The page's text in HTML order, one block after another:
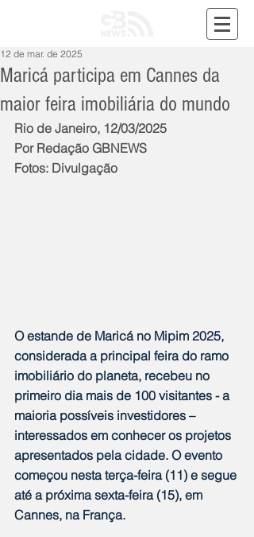
Maricá participa em Cannes da
maior feira imobiliária do mundo
12 de mar. de 2025
Rio de Janeiro, 12/03/2025
Por Redação GBNEWS
Fotos: Divulgação
O estande de Maricá no Mipim 2025,
considerada a principal feira do ramo
imobiliário do planeta, recebeu no
primeiro dia mais de 100 visitantes - a
maioria possíveis investidores –
interessados em conhecer os projetos
apresentados pela cidade. O evento
começou nesta terça-feira (11) e segue
até a próxima sexta-feira (15), em
Cannes, na França.